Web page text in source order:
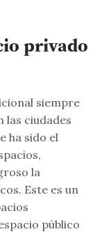
privado
siempre
las ciudades
ha sido el
la
Este es un
público